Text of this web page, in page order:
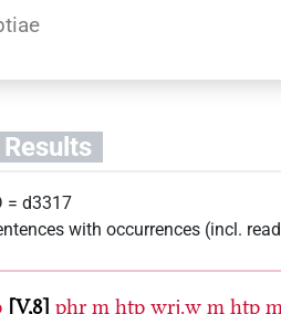
=d3317
with occurrences (incl.
V,8 pẖr m ḥtp wrj.w m ḥtp m